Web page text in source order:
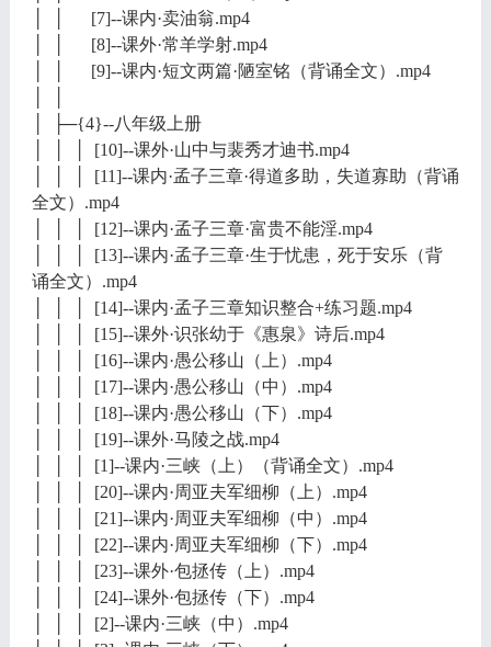
│ │ [7]--课内·卖油翁.mp4
│ │ [8]--课外·常羊学射.mp4
│ │ [9]--课内·短文两篇·陋室铭（背诵全文）.mp4
│ ├─{4}--八年级上册
│ │ │ [10]--课外·山中与裴秀才迪书.mp4
│ │ │ [11]--课内·孟子三章·得道多助，失道寡助（背诵
全文）.mp4
│ │ │ [12]--课内·孟子三章·富贵不能淫.mp4
│ │ │ [13]--课内·孟子三章·生于忧患，死于安乐（背
诵全文）.mp4
│ │ │ [14]--课内·孟子三章知识整合+练习题.mp4
│ │ │ [15]--课外·识张幼于《惠泉》诗后.mp4
│ │ │ [16]--课内·愚公移山（上）.mp4
│ │ │ [17]--课内·愚公移山（中）.mp4
│ │ │ [18]--课内·愚公移山（下）.mp4
│ │ │ [19]--课外·马陵之战.mp4
│ │ │ [1]--课内·三峡（上）（背诵全文）.mp4
│ │ │ [20]--课内·周亚夫军细柳（上）.mp4
│ │ │ [21]--课内·周亚夫军细柳（中）.mp4
│ │ │ [22]--课内·周亚夫军细柳（下）.mp4
│ │ │ [23]--课外·包拯传（上）.mp4
│ │ │ [24]--课外·包拯传（下）.mp4
│ │ │ [2]--课内·三峡（中）.mp4